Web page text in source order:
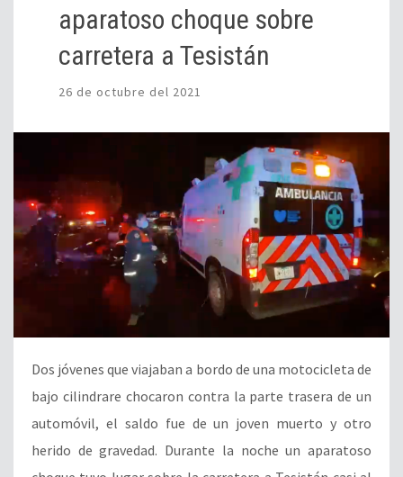
aparatoso choque sobre
carretera a Tesistán
26 de octubre del 2021
Dos jóvenes que viajaban a bordo de una motocicleta de
bajo cilindrare chocaron contra la parte trasera de un
automóvil, el saldo fue de un joven muerto y otro
herido de gravedad. Durante la noche un aparatoso